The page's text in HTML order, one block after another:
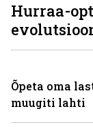
Hurraa-
Õpeta oma
muugiti lahti